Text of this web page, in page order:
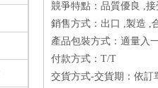
競爭特點：品質優良 ,
銷售方式：出口 ,製造 ,
產品包裝方式：適量入
付款方式：T/T
交貨方式-交貨期：依訂